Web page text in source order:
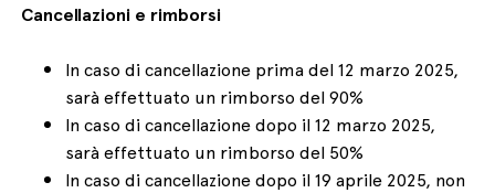
Cancellazioni e rimborsi
In caso di cancellazione prima del 12 marzo 2025,
sarà effettuato un rimborso del 90%
In caso di cancellazione dopo il 12 marzo 2025,
sarà effettuato un rimborso del 50%
In caso di cancellazione dopo il 19 aprile 2025, non